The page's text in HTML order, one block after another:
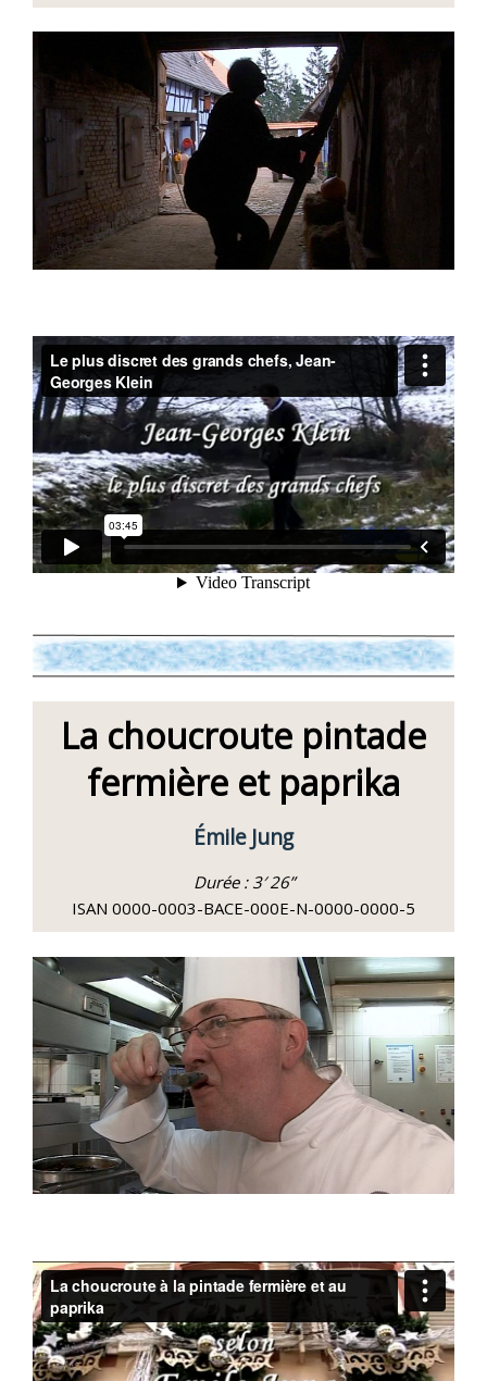
La choucroute pintade
fermière et paprika
Émile Jung
Durée : 3′ 26”
ISAN 0000-0003-BACE-000E-N-0000-0000-5